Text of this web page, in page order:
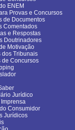
ENEM
Provas e Concursos
de Documentos
Comentados
e Respostas
Doutrinadores
Motivação
dos Tribunais
de Concursos
Jurídico
Consumidor
Jurídicos